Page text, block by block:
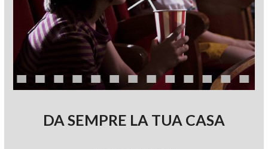
DA SEMPRE LA TUA CASA